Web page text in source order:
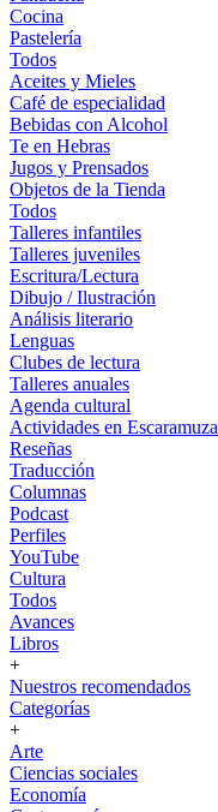
Cocina
Pastelería
Todos
Aceites y Mieles
Café de especialidad
Bebidas con Alcohol
Te en Hebras
Jugos y Prensados
Objetos de la Tienda
Todos
Talleres infantiles
Talleres juveniles
Escritura/Lectura
Dibujo / Ilustración
Análisis literario
Lenguas
Clubes de lectura
Talleres anuales
Agenda cultural
Actividades en Escaramuza
Reseñas
Traducción
Columnas
Podcast
Perfiles
YouTube
Cultura
Todos
Avances
Libros
+
Nuestros recomendados
Categorías
+
Arte
Ciencias sociales
Economía